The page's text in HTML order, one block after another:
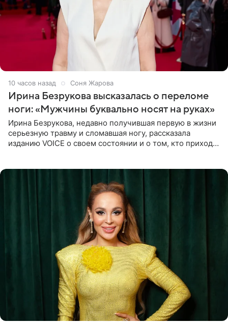
10 часов назад Соня Жарова
Ирина Безрукова высказалась о переломе
ноги: «Мужчины буквально носят на руках»
Ирина Безрукова, недавно получившая первую в жизни
серьезную травму и сломавшая ногу, рассказала
изданию VOICE о своем состоянии и о том, кто приходит